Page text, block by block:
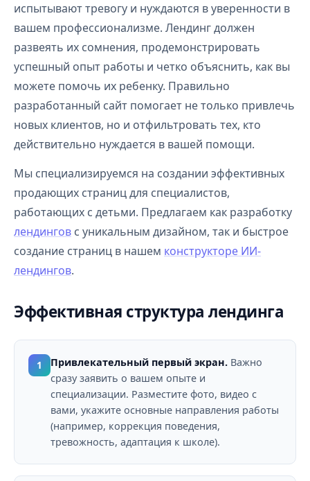
испытывают тревогу и нуждаются в уверенности в
вашем профессионализме. Лендинг должен
развеять их сомнения, продемонстрировать
успешный опыт работы и четко объяснить, как вы
можете помочь их ребенку. Правильно
разработанный сайт помогает не только привлечь
новых клиентов, но и отфильтровать тех, кто
действительно нуждается в вашей помощи.
Мы специализируемся на создании эффективных
продающих страниц для специалистов,
работающих с детьми. Предлагаем как разработку
лендингов с уникальным дизайном, так и быстрое
создание страниц в нашем конструкторе ИИ-
лендингов.
Эффективная структура лендинга
1 Привлекательный первый экран. Важно
сразу заявить о вашем опыте и
специализации. Разместите фото, видео с
вами, укажите основные направления работы
(например, коррекция поведения,
тревожность, адаптация к школе).